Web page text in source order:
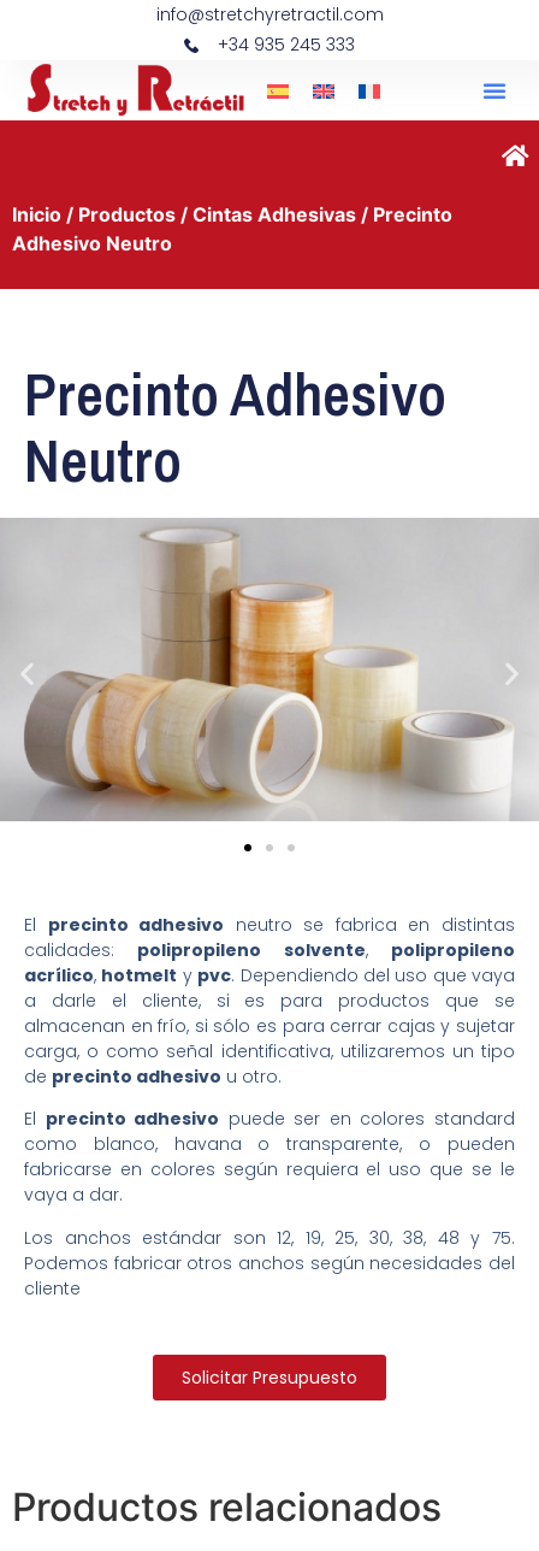
info@stretchyretractil.com
+34 935 245 333
Inicio / Productos / Cintas Adhesivas / Precinto
Adhesivo Neutro
Precinto Adhesivo
Neutro
El precinto adhesivo neutro se fabrica en distintas
calidades: polipropileno solvente, polipropileno
acrílico, hotmelt y pvc. Dependiendo del uso que vaya
a darle el cliente, si es para productos que se
almacenan en frío, si sólo es para cerrar cajas y sujetar
carga, o como señal identificativa, utilizaremos un tipo
de precinto adhesivo u otro.
El precinto adhesivo puede ser en colores standard
como blanco, havana o transparente, o pueden
fabricarse en colores según requiera el uso que se le
vaya a dar.
Los anchos estándar son 12, 19, 25, 30, 38, 48 y 75.
Podemos fabricar otros anchos según necesidades del
cliente
Solicitar Presupuesto
Productos relacionados